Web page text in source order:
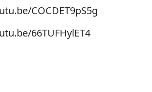
COCDET9pS5g
66TUFHylET4